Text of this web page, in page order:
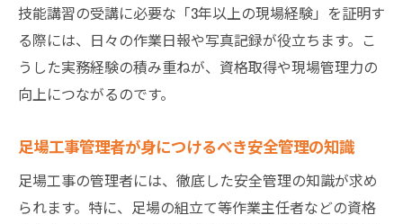
技能講習の受講に必要な「3年以上の現場経験」を証明す
る際には、日々の作業日報や写真記録が役立ちます。こ
うした実務経験の積み重ねが、資格取得や現場管理力の
向上につながるのです。
足場工事管理者が身につけるべき安全管理の知識
足場工事の管理者には、徹底した安全管理の知識が求め
られます。特に、足場の組立て等作業主任者などの資格